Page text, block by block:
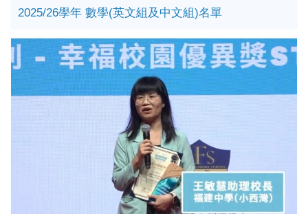
2025/26學年 數學(英文組及中文組)名單
詳情